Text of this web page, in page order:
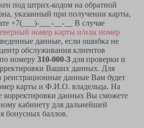
под штрих-кодом на обратной
указанный при получении карты,
+7(___)-___-__-__ В случае
номер карты и/или номер
данные, если ошибка не
обслуживания клиентов
номеру 310-000-3 для проверки и
Ваших данных. Для
данные Вам будет
карты и Ф.И.О. владельца. На
корректировки данных Вы сможете
кабинету для дальнейшей
бонусных баллов.